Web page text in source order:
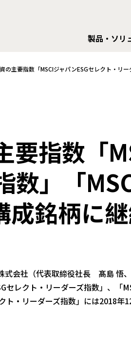
製品・ソリ
の主要指数「MSCIジャパンESGセレクト・リ
要指数「
数」「
成銘柄に
式会社（代表取締役社長 髙島 悟
セレクト・リーダーズ指数」、「
ト・リーダーズ指数」には2018